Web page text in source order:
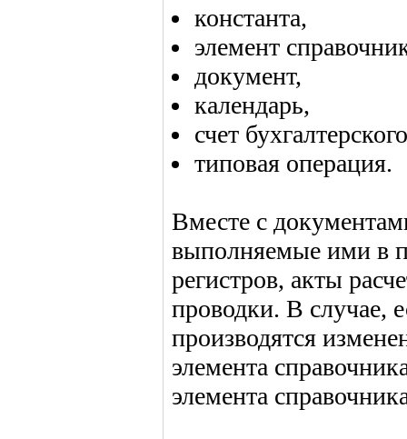
константа,
элемент
документ,
календарь,
счет
типовая операция.
Вместе с
выполняемые ими в
регистров, акты
проводки. В случае,
производятся
элемента
элемента